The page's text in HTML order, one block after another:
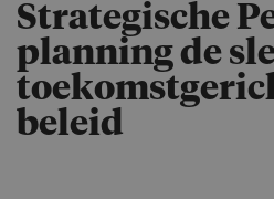
Strategi­sche
plan­ning de
beleid